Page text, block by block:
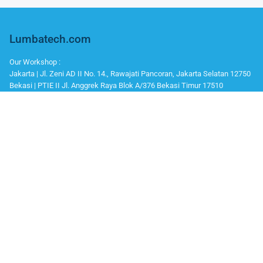
Lumbatech.com
Our Workshop :
Jakarta | Jl. Zeni AD II No. 14., Rawajati Pancoran, Jakarta Selatan 12750
Bekasi | PTIE II Jl. Anggrek Raya Blok A/376 Bekasi Timur 17510